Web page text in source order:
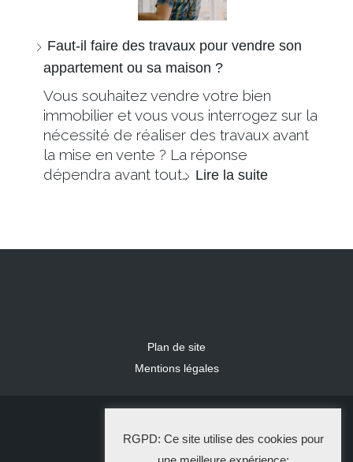
Faut-il faire des travaux pour vendre son
appartement ou sa maison ?
Vous souhaitez vendre votre bien
immobilier et vous vous interrogez sur la
nécessité de réaliser des travaux avant
la mise en vente ? La réponse
dépendra avant tout… Lire la suite
Plan de site
Mentions légales
La Solution Immo
RGPD: Ce site utilise des cookies pour